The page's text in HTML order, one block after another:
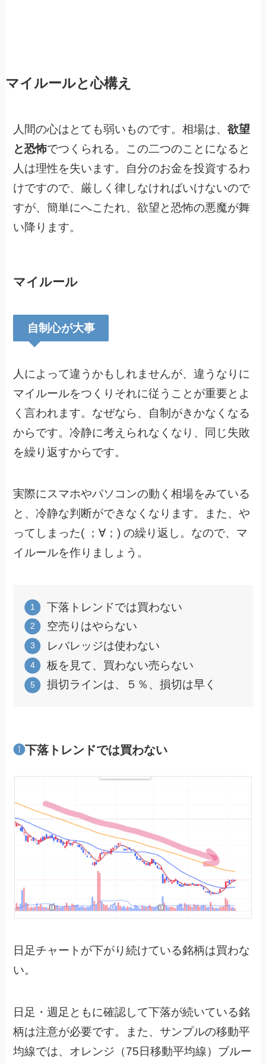
マイルールと心構え
人間の心はとても弱いものです。相場は、欲望
と恐怖でつくられる。この二つのことになると
人は理性を失います。自分のお金を投資するわ
けですので、厳しく律しなければいけないので
すが、簡単にへこたれ、欲望と恐怖の悪魔が舞
い降ります。
マイルール
自制心が大事
人によって違うかもしれませんが、違うなりに
マイルールをつくりそれに従うことが重要とよ
く言われます。なぜなら、自制がきかなくなる
からです。冷静に考えられなくなり、同じ失敗
を繰り返すからです。
実際にスマホやパソコンの動く相場をみている
と、冷静な判断ができなくなります。また、や
ってしまった( ；∀；) の繰り返し。なので、マ
イルールを作りましょう。
下落トレンドでは買わない
空売りはやらない
レバレッジは使わない
板を見て、買わない売らない
損切ラインは、５％、損切は早く
❶下落トレンドでは買わない
日足チャートが下がり続けている銘柄は買わな
い。
日足・週足ともに確認して下落が続いている銘
柄は注意が必要です。また、サンプルの移動平
均線では、オレンジ（75日移動平均線）ブルー